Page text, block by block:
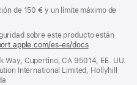
de 150 € y un límite máximo de
sobre este producto están
es-es/docs(se
en
una
Way, Cupertino, CA 95014, EE. UU.
International Limited, Hollyhill